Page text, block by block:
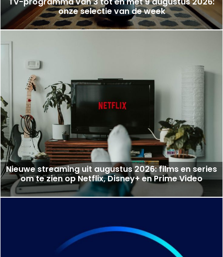
onze selectie van de week
Nieuwe streaming uit augustus 2026: films en series
om te zien op Netflix, Disney+ en Prime Video